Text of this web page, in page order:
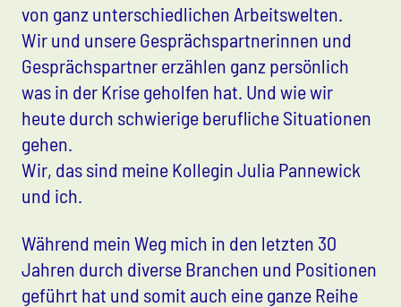
von ganz unterschiedlichen Arbeitswelten.
Wir und unsere Gesprächspartnerinnen und
Gesprächspartner erzählen ganz persönlich
was in der Krise geholfen hat. Und wie wir
heute durch schwierige berufliche Situationen
gehen.
Wir, das sind meine Kollegin Julia Pannewick
und ich.
Während mein Weg mich in den letzten 30
Jahren durch diverse Branchen und Positionen
geführt hat und somit auch eine ganze Reihe